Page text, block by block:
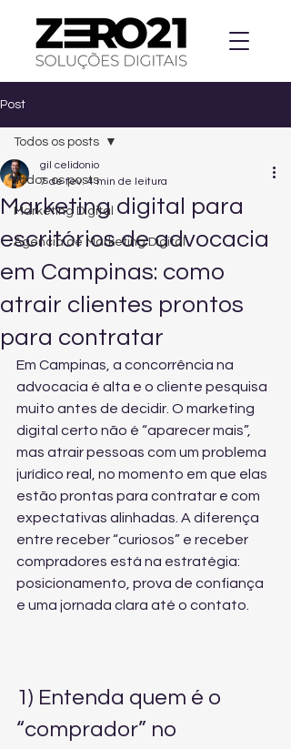
Post
Todos os posts
Marketing Digital
Agencia de Marketing Digital
Todos os posts
Marketing digital para
escritórios de advocacia
em Campinas: como
atrair clientes prontos
para contratar
gil celidonio
7 de fev. 4 min de leitura
Em Campinas, a concorrência na
advocacia é alta e o cliente pesquisa
muito antes de decidir. O marketing
digital certo não é “aparecer mais”,
mas atrair pessoas com um problema
jurídico real, no momento em que elas
estão prontas para contratar e com
expectativas alinhadas. A diferença
entre receber “curiosos” e receber
compradores está na estratégia:
posicionamento, prova de confiança
e uma jornada clara até o contato.
1) Entenda quem é o
“comprador” no